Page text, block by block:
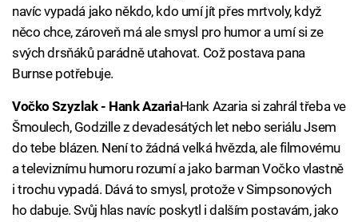
navíc vypadá jako někdo, kdo umí jít přes mrtvoly, když
něco chce, zároveň má ale smysl pro humor a umí si ze
svých drsňáků parádně utahovat. Což postava pana
Burnse potřebuje.
Vočko Szyzlak - Hank AzariaHank Azaria si zahrál třeba ve
Šmoulech, Godzille z devadesátých let nebo seriálu Jsem
do tebe blázen. Není to žádná velká hvězda, ale filmovému
a televiznímu humoru rozumí a jako barman Vočko vlastně
i trochu vypadá. Dává to smysl, protože v Simpsonových
ho dabuje. Svůj hlas navíc poskytl i dalším postavám, jako